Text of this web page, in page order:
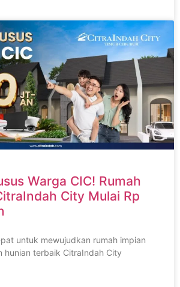
Warga CIC! Rumah
City Mulai Rp
untuk mewujudkan rumah impian
hunian terbaik CitraIndah City